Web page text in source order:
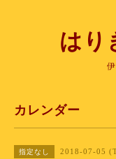
はり
カレンダー
指定なし 2018-07-05